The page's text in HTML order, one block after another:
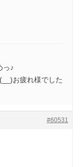
っ♪
お疲れ様でした
#60531